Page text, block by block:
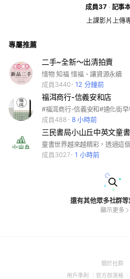
成員37
記事
上課影片上傳
專屬推薦
二手~全新～出清拍賣
惜物 知福 惜福、讓資源永續
成員3440
12 分鐘前
福洱商行-信義安和店
成員488
8 小時前
三民書局小山丘中英文童
成員3027
1 小時前
還有其他眾多社群
顯示更多
關於社群
用戶準則 (Open
官方部落格